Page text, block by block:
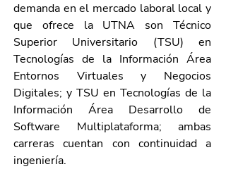
demanda en el mercado laboral local y
que ofrece la UTNA son Técnico
Superior Universitario (TSU) en
Tecnologías de la Información Área
Entornos Virtuales y Negocios
Digitales; y TSU en Tecnologías de la
Información Área Desarrollo de
Software Multiplataforma; ambas
carreras cuentan con continuidad a
ingeniería.